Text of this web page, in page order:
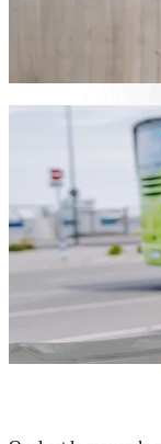
Nous vous
Quel que soit votre
Services
Beaucoup de
Besoin d'arriver
Vous voyagez
Votre animal de
Besoin
Des trajets
Télécharger l'appli Bolt